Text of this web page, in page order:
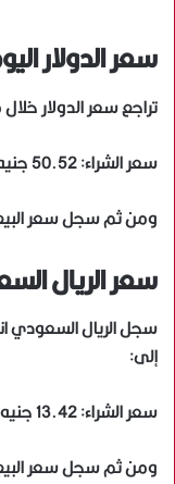
سعر الدولار
تراجع سعر الدولار
سعر الشراء: 50.52 جنيه، بعد أن كان 50.56 جنيه.
ومن ثم سجل سعر البيع: 50.62 جنيه، بعد أن كان 50.66
سعر الريال
سجل الريال السعودي
إلى:
سعر الشراء: 13.42 جنيه.
ومن ثم سجل سعر البيع: 13.49